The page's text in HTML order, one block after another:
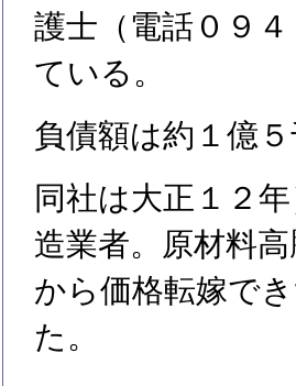
護士（電話０９
ている。
負債額は約１億
同社は大正１２
造業者。原材料
から価格転嫁で
た。